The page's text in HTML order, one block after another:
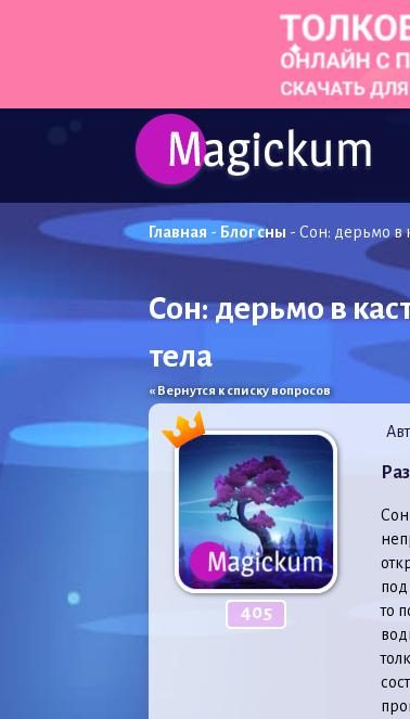
Главная - Блог сны - Сон: дерьмо в
Сон: дерьмо в
тела
« Вернутся к списку вопросов
405
Сон
то